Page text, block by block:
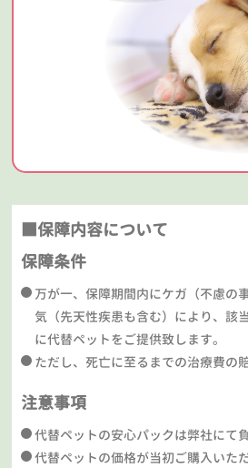
■保障内容について
保障条件
万が一、保障期間内にケガ（不慮の
気（先天性疾患も含む）により、該
に代替ペットをご提供致します。
ただし、死亡に至るまでの治療費の
注意事項
代替ペットの安心パックは弊社にて
代替ペットの価格が当初ご購入いた